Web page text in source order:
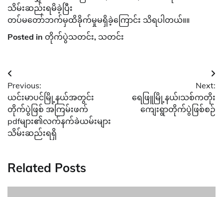
သိမ်းဆည်းရမိခဲ့ပြီး
တပ်မတော်ဘက်မှထိခိုက်မှုမရှိခဲ့ကြောင်း သိရပါတယ်။။
Posted in တိုက်ပွဲသတင်း, သတင်း
Post
navigation
Previous:
ယင်းမာပင်မြို့နယ်အတွင်း
တိုက်ပွဲဖြစ် အကြမ်းဖက်
pdfများ၏လက်နက်ခဲယမ်းများ
သိမ်းဆည်းရရှိ
Next:
ရေဖြူမြို့နယ်၊သစ်ကတိုး
ကျေးရွာတိုက်ပွဲဖြစ်စဉ်
Related Posts